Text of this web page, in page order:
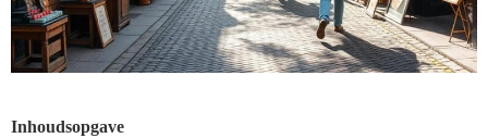
Inhoudsopgave